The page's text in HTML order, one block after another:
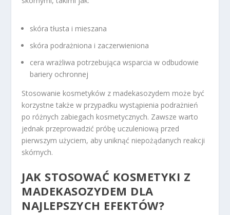
skóra tłusta i mieszana
skóra podrażniona i zaczerwieniona
cera wrażliwa potrzebująca wsparcia w odbudowie
bariery ochronnej
Stosowanie kosmetyków z madekasozydem może być
korzystne także w przypadku wystąpienia podrażnień
po różnych zabiegach kosmetycznych. Zawsze warto
jednak przeprowadzić próbę uczuleniową przed
pierwszym użyciem, aby uniknąć niepożądanych reakcji
skórnych.
JAK STOSOWAĆ KOSMETYKI Z
MADEKASOZYDEM DLA
NAJLEPSZYCH EFEKTÓW?